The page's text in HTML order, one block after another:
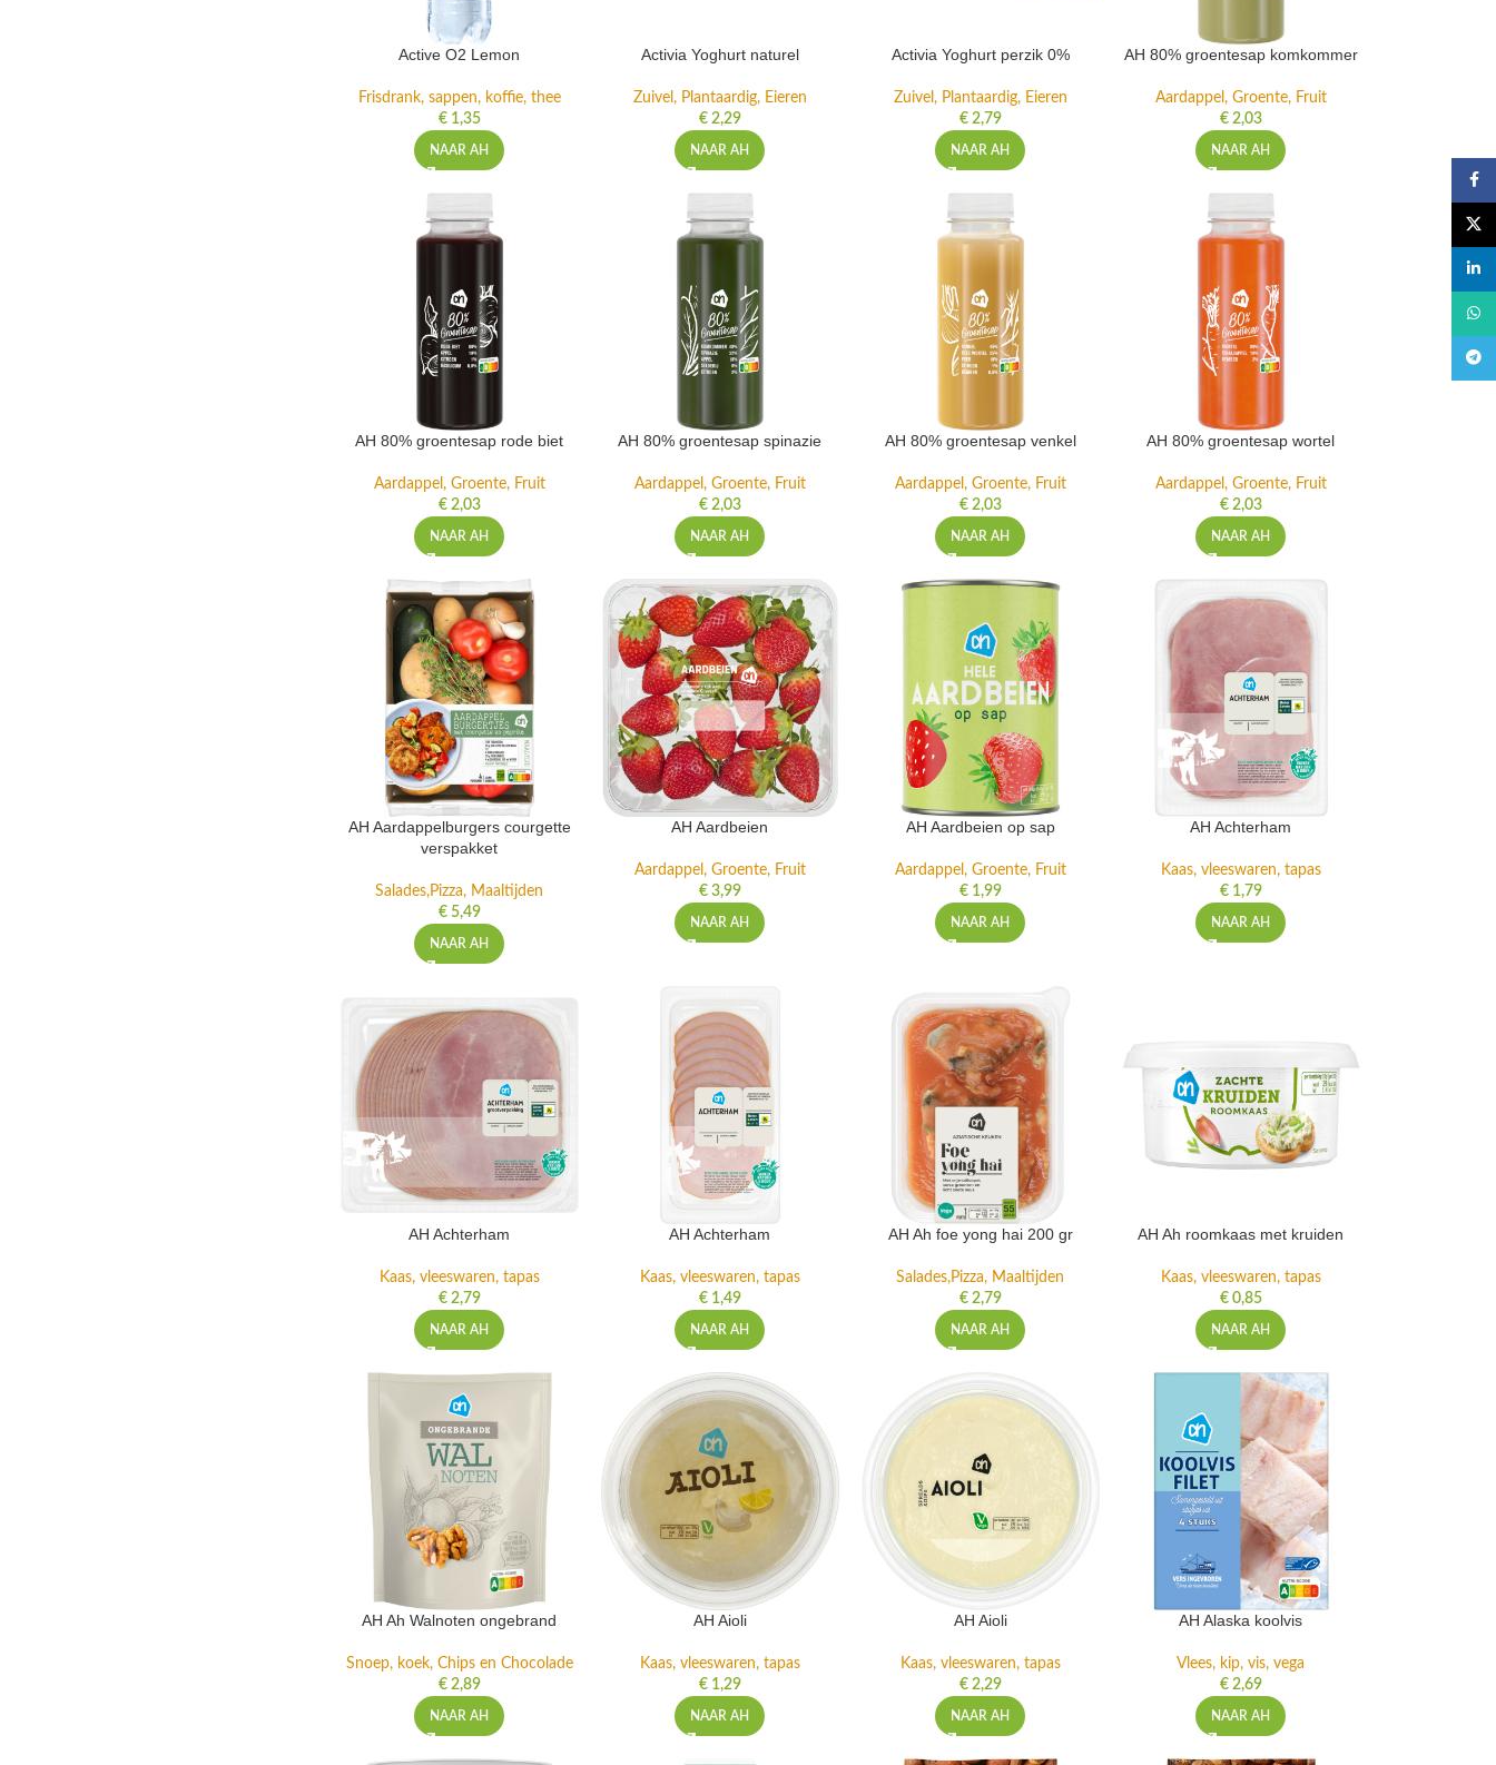
Active O2 Lemon
Frisdrank, sappen, koffie, thee
€1,35
NAAR AH
Activia Yoghurt naturel
Zuivel, Plantaardig, Eieren
€2,29
NAAR AH
Activia Yoghurt perzik 0%
Zuivel, Plantaardig, Eieren
€2,79
NAAR AH
AH 80% groentesap komkommer
Aardappel, Groente, Fruit
€2,03
NAAR AH
AH 80% groentesap rode biet
Aardappel, Groente, Fruit
€2,03
NAAR AH
AH 80% groentesap spinazie
Aardappel, Groente, Fruit
€2,03
NAAR AH
AH 80% groentesap venkel
Aardappel, Groente, Fruit
€2,03
NAAR AH
AH 80% groentesap wortel
Aardappel, Groente, Fruit
€2,03
NAAR AH
AH Aardappelburgers courgette
verspakket
Salades,Pizza, Maaltijden
€5,49
NAAR AH
AH Aardbeien
Aardappel, Groente, Fruit
€3,99
NAAR AH
AH Aardbeien op sap
Aardappel, Groente, Fruit
€1,99
NAAR AH
AH Achterham
Kaas, vleeswaren, tapas
€1,79
NAAR AH
AH Achterham
Kaas, vleeswaren, tapas
€2,79
NAAR AH
AH Achterham
Kaas, vleeswaren, tapas
€1,49
NAAR AH
AH Ah foe yong hai 200 gr
Salades,Pizza, Maaltijden
€2,79
NAAR AH
AH Ah roomkaas met kruiden
Kaas, vleeswaren, tapas
€0,85
NAAR AH
AH Ah Walnoten ongebrand
Snoep, koek, Chips en Chocolade
€2,89
NAAR AH
AH Aioli
Kaas, vleeswaren, tapas
€1,29
NAAR AH
AH Aioli
Kaas, vleeswaren, tapas
€2,29
NAAR AH
AH Alaska koolvis
Vlees, kip, vis, vega
€2,69
NAAR AH